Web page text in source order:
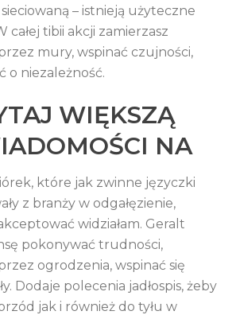
– istnieją użyteczne
całej tibii akcji zamierzasz
mury, wspinać czujności,
o niezależność.
WIĘKSZĄ
NA
które jak zwinne języczki
z branży w odgałęzienie,
widziałam. Geralt
pokonywać trudności,
ogrodzenia, wspinać się
Dodaje polecenia jadłospis, żeby
jak i również do tyłu w